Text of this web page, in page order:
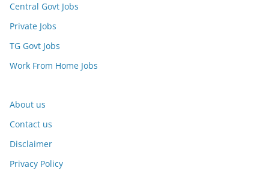
Central Govt Jobs
Private Jobs
TG Govt Jobs
Work From Home Jobs
About us
Contact us
Disclaimer
Privacy Policy